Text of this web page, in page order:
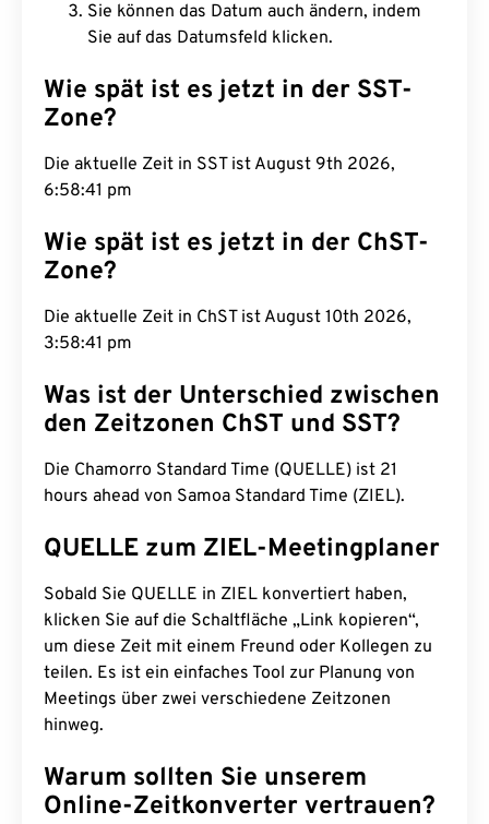
Sie können das Datum auch ändern, indem
Sie auf das Datumsfeld klicken.
Wie spät ist es jetzt in der SST-
Zone?
Die aktuelle Zeit in SST ist August 9th 2026,
6:58:41 pm
Wie spät ist es jetzt in der ChST-
Zone?
Die aktuelle Zeit in ChST ist August 10th 2026,
3:58:41 pm
Was ist der Unterschied zwischen
den Zeitzonen ChST und SST?
Die Chamorro Standard Time (QUELLE) ist 21
hours ahead von Samoa Standard Time (ZIEL).
QUELLE zum ZIEL-Meetingplaner
Sobald Sie QUELLE in ZIEL konvertiert haben,
klicken Sie auf die Schaltfläche „Link kopieren“,
um diese Zeit mit einem Freund oder Kollegen zu
teilen. Es ist ein einfaches Tool zur Planung von
Meetings über zwei verschiedene Zeitzonen
hinweg.
Warum sollten Sie unserem
Online-Zeitkonverter vertrauen?